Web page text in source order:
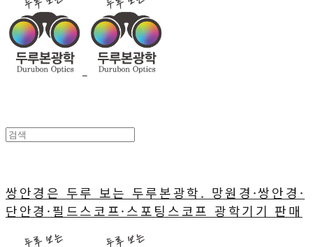
쌍안경은 두루 보는 두루본광학. 망원경·쌍안경·
단안경·필드스코프·스포팅스코프 광학기기 판매